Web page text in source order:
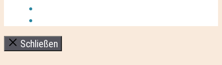
Schließen